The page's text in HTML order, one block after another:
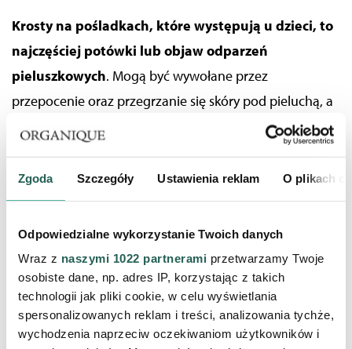
Zgoda Szczegóły Ustawienia reklam O plikach
Odpowiedzialne wykorzystanie Twoich danych
Wraz z naszymi 1022 partnerami przetwarzamy Twoje
osobiste dane, np. adres IP, korzystając z takich
technologii jak pliki cookie, w celu wyświetlania
spersonalizowanych reklam i treści, analizowania tychże,
wychodzenia naprzeciw oczekiwaniom użytkowników i
Krosty na pośladkach, które występują u dzieci, to
najczęściej potówki lub objaw odparzeń
pieluszkowych. Mogą być wywołane przez
przepocenieoraz przegrzanie się skóry pod pieluchą, a
także przez niekorzystne działanie substancji zawartych